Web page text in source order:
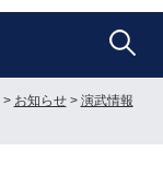
検
索:
> お知らせ> 演武情報